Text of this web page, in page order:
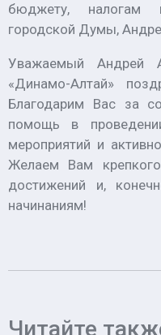
бюджету, налогам
городской Думы,
Уважаемый Андрей
«Динамо-Алтай»
Благодарим Вас за
помощь в
мероприятий и
Желаем Вам
достижений и,
начинаниям!
Читайте